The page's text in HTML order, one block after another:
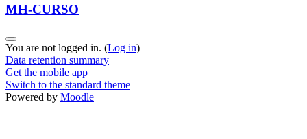
MH-CURSO
You are not logged in. (Log in)
Data retention summary
Get the mobile app
Switch to the standard theme
Powered by Moodle